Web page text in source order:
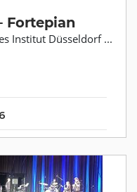
Fortepian
Institut Düsseldorf ...